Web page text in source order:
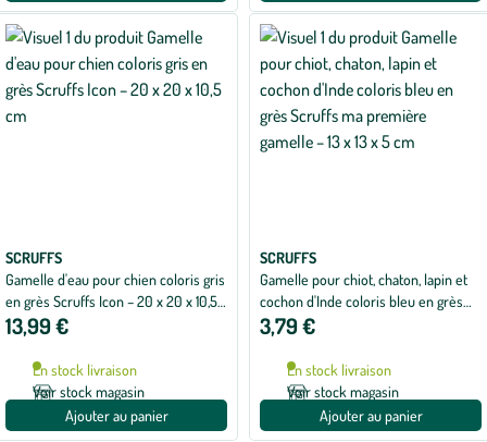
SCRUFFS
Gamelle d'eau pour chien coloris gris
en grès Scruffs Icon – 20 x 20 x 10,5
cm
13,99 €
En stock livraison
Voir stock magasin
Ajouter au panier
SCRUFFS
Gamelle pour chiot, chaton, lapin et
cochon d'Inde coloris bleu en grès
Scruffs ma première gamelle – 13 x 13
3,79 €
En stock livraison
Voir stock magasin
Ajouter au panier